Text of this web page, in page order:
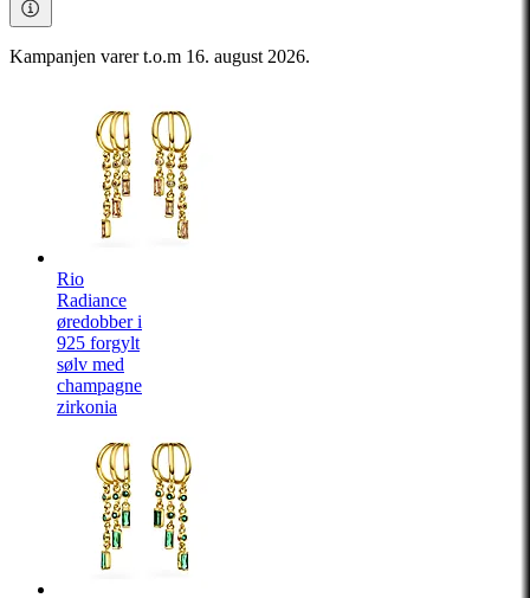
Kampanjen varer t.o.m 16. august 2026.
Rio
Radiance
øredobber i
925 forgylt
sølv med
champagne
zirkonia